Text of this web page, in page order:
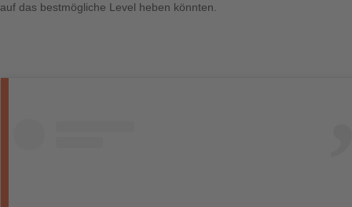
auf das bestmögliche Level heben könnten.